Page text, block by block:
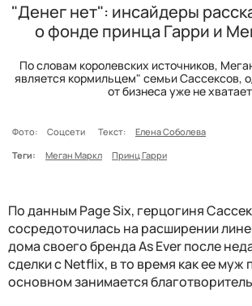
"Денег нет": инсайдеры
о фонде принца Гарри и
По словам королевских источников,
является кормильцем" семьи Сассексов,
от бизнеса уже не
Фото: Соцсети Текст: Елена Соболева
Теги:
Меган Маркл Принц Гарри
По данным Page Six, герцогиня
сосредоточилась на расширении
дома своего бренда As Ever после
сделки с Netflix, в то время как ее муж
основном занимается